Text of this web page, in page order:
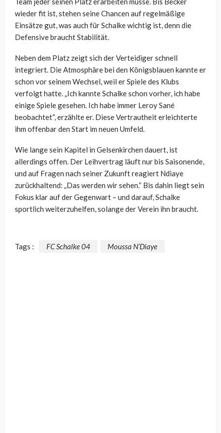
wieder fit ist, stehen seine Chancen auf regelmäßige
Einsätze gut, was auch für Schalke wichtig ist, denn die
Defensive braucht Stabilität.
Neben dem Platz zeigt sich der Verteidiger schnell
integriert. Die Atmosphäre bei den Königsblauen kannte er
schon vor seinem Wechsel, weil er Spiele des Klubs
verfolgt hatte. „Ich kannte Schalke schon vorher, ich habe
einige Spiele gesehen. Ich habe immer Leroy Sané
beobachtet“, erzählte er. Diese Vertrautheit erleichterte
ihm offenbar den Start im neuen Umfeld.
Wie lange sein Kapitel in Gelsenkirchen dauert, ist
allerdings offen. Der Leihvertrag läuft nur bis Saisonende,
und auf Fragen nach seiner Zukunft reagiert Ndiaye
zurückhaltend: „Das werden wir sehen.“ Bis dahin liegt sein
Fokus klar auf der Gegenwart – und darauf, Schalke
sportlich weiterzuhelfen, solange der Verein ihn braucht.
Tags : FC Schalke 04 Moussa N’Diaye